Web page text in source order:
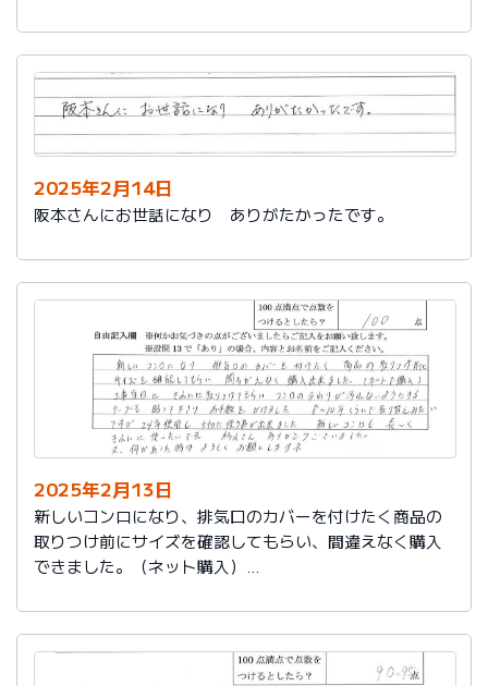
今後ともいろいろお世話になりますが、よろしくお願い
します。
2025年2月14日
阪本さんにお世話になり ありがたかったです。
2025年2月13日
新しいコンロになり、排気口のカバーを付けたく商品の
取りつけ前にサイズを確認してもらい、間違えなく購入
できました。（ネット購入）
汚れないようにするテープも貼って下さりお手数をかけ
ました。
８～10年くらいで取り替えみたいですが、24年使用し大